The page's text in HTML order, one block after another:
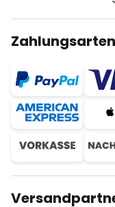
Zahlungsarten